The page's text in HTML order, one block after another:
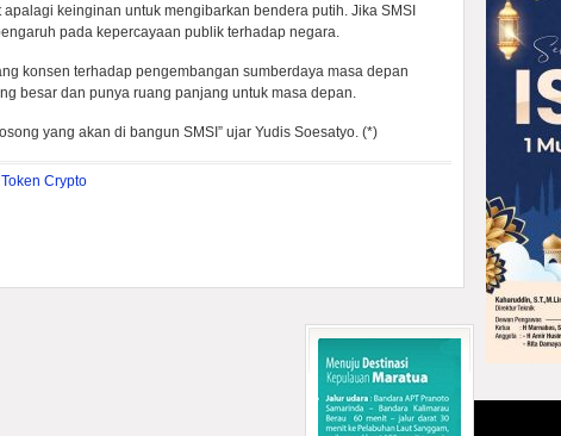
keinginan untuk mengibarkan bendera putih. Jika SMSI
pada kepercayaan publik terhadap negara.
konsen terhadap pengembangan sumberdaya masa depan
besar dan punya ruang panjang untuk masa depan.
yang akan di bangun SMSI” ujar Yudis Soesatyo. (*)
Token Crypto